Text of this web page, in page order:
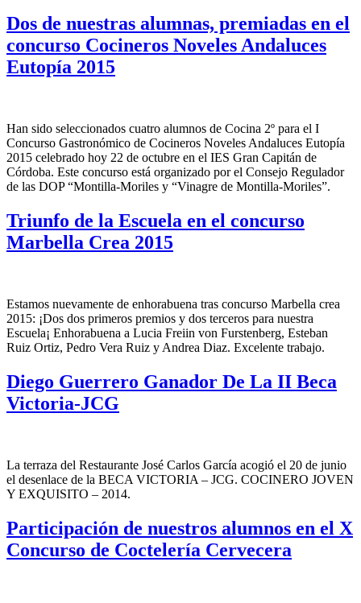
Dos de nuestras alumnas, premiadas en el
concurso Cocineros Noveles Andaluces
Eutopía 2015
Han sido seleccionados cuatro alumnos de Cocina 2º para el I
Concurso Gastronómico de Cocineros Noveles Andaluces Eutopía
2015 celebrado hoy 22 de octubre en el IES Gran Capitán de
Córdoba. Este concurso está organizado por el Consejo Regulador
de las DOP “Montilla-Moriles y “Vinagre de Montilla-Moriles”.
Triunfo de la Escuela en el concurso
Marbella Crea 2015
Estamos nuevamente de enhorabuena tras concurso Marbella crea
2015: ¡Dos dos primeros premios y dos terceros para nuestra
Escuela¡ Enhorabuena a Lucia Freiin von Furstenberg, Esteban
Ruiz Ortiz, Pedro Vera Ruiz y Andrea Diaz. Excelente trabajo.
Diego Guerrero Ganador De La II Beca
Victoria-JCG
La terraza del Restaurante José Carlos García acogió el 20 de junio
el desenlace de la BECA VICTORIA – JCG. COCINERO JOVEN
Y EXQUISITO – 2014.
Participación de nuestros alumnos en el X
Concurso de Coctelería Cervecera